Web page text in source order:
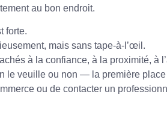
au bon endroit.
forte.
mais sans tape-à-l’œil.
à la confiance, à la proximité, à
le veuille ou non — la première place
ou de contacter un